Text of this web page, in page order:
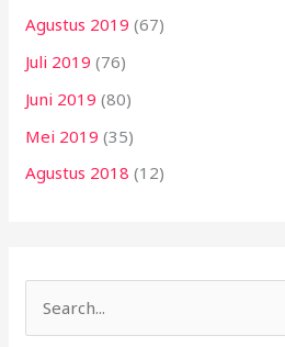
Agustus 2019 (67)
Juli 2019 (76)
Juni 2019 (80)
Mei 2019 (35)
Agustus 2018 (12)